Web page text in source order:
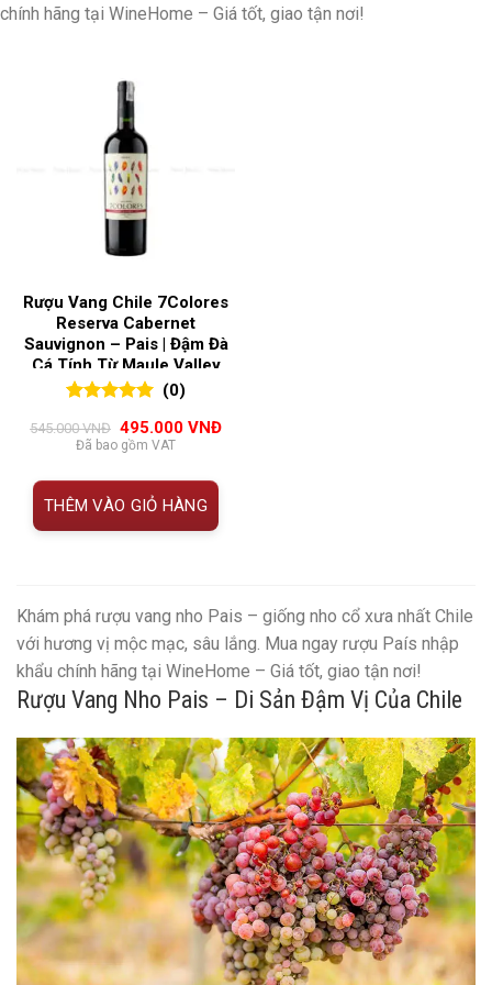
chính hãng tại WineHome – Giá tốt, giao tận nơi!
Rượu Vang Chile 7Colores
Reserva Cabernet
Sauvignon – Pais | Đậm Đà
Cá Tính Từ Maule Valley
đánh giá
(0)
545.000VNĐ Giá
gốc
là:
545.000 VNĐ.
495.000 VNĐGiá
Đã bao gồm VAT
THÊM VÀO GIỎ HÀNG
Khám phá rượu vang nho Pais – giống nho cổ xưa nhất Chile
với hương vị mộc mạc, sâu lắng. Mua ngay rượu País nhập
khẩu chính hãng tại WineHome – Giá tốt, giao tận nơi!
Rượu Vang Nho Pais – Di Sản Đậm Vị Của Chile